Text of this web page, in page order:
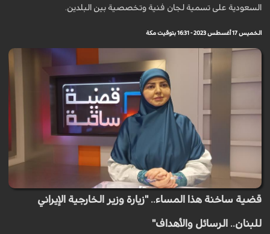
السعودية على تسمية لجان فنية وتخصصية بين البلدين.
الخميس 17 أغسطس 2023 - 16:31 بتوقيت مكة
قضية ساخنة هذا المساء.. "زيارة وزير الخارجية الإيراني
للبنان.. الرسائل والأهداف"